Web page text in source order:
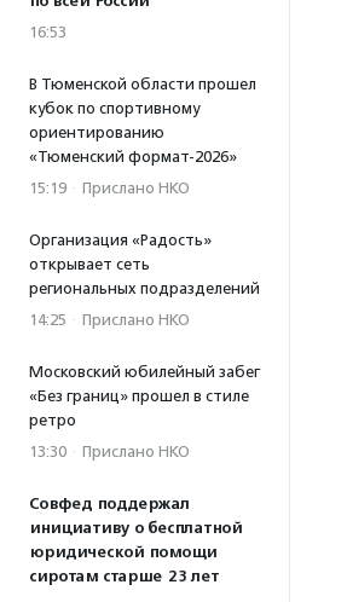
16:53
В Тюменской области прошел
кубок по спортивному
ориентированию
«Тюменский формат-2026»
15:19 · Прислано НКО
Организация «Радость»
открывает сеть
региональных подразделений
14:25 · Прислано НКО
Московский юбилейный забег
«Без границ» прошел в стиле
ретро
13:30 · Прислано НКО
Совфед поддержал
инициативу о бесплатной
юридической помощи
сиротам старше 23 лет